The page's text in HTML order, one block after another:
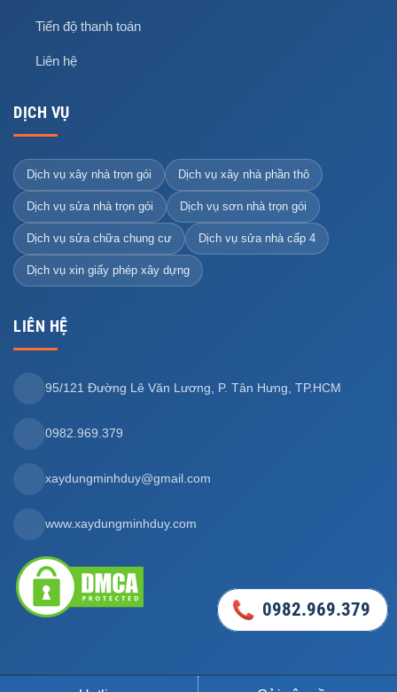
Tiến độ thanh toán
Liên hệ
DỊCH VỤ
Dịch vụ xây nhà trọn gói Dịch vụ xây nhà phần thô
Dịch vụ sửa nhà trọn gói Dịch vụ sơn nhà trọn gói
Dịch vụ sửa chữa chung cư Dịch vụ sửa nhà cấp 4
Dịch vụ xin giấy phép xây dựng
LIÊN HỆ
95/121 Đường Lê Văn Lương, P. Tân Hưng, TP.HCM
0982.969.379
xaydungminhduy@gmail.com
www.xaydungminhduy.com
0982.969.379
0982.969.379